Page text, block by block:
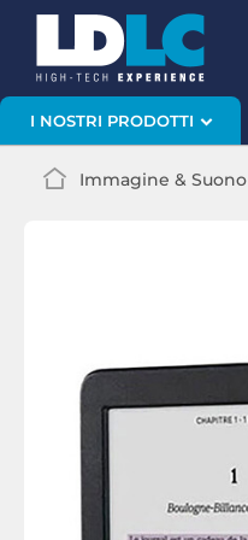
I NOSTRI PRODOTTI
Immagine & Suono